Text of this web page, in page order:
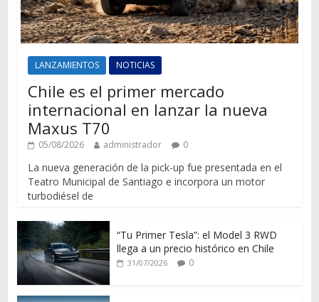
LANZAMIENTOS NOTICIAS
Chile es el primer mercado
internacional en lanzar la nueva
Maxus T70
05/08/2026 administrador 0
La nueva generación de la pick-up fue presentada en el
Teatro Municipal de Santiago e incorpora un motor
turbodiésel de
“Tu Primer Tesla”: el Model 3 RWD
llega a un precio histórico en Chile
31/07/2026 0